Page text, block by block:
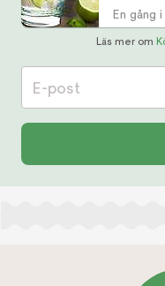
En gång
Läs mer om
E-post